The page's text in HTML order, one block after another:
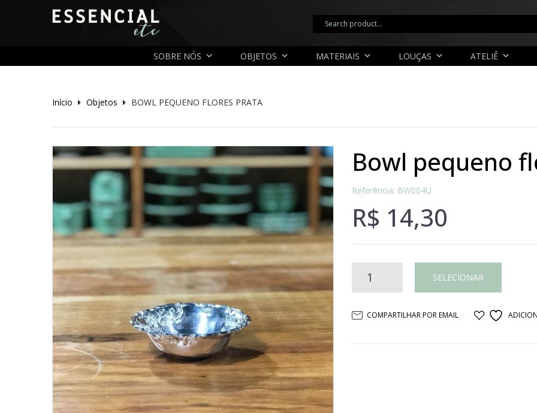
SOBRE NÓS OBJETOS MATERIAIS LOUÇAS ATELIÊ
Início Objetos BOWL PEQUENO FLORES PRATA
bowl pequeno
Referência: BW004U
R$ 14,30
BOWL SELECIONAR
COMPARTILHAR POR EMAIL